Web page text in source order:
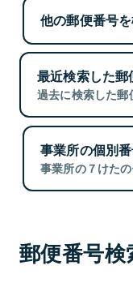
他の郵便番号
最近検索した郵
過去に検索した郵
事業所の個別
事業所の７けた
郵便番号